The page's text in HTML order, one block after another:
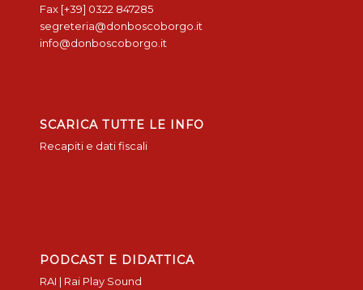
Fax [+39] 0322 847285
segreteria@donboscoborgo.it
info@donboscoborgo.it
SCARICA TUTTE LE INFO
Recapiti e dati fiscali
PODCAST E DIDATTICA
RAI | Rai Play Sound